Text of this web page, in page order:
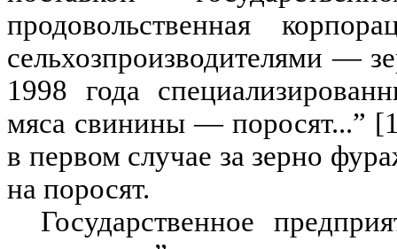
продовольственная
сельхозпроизводителями —
1998 года
мяса свинины — поросят...”
в первом случае за зерно
на поросят.
Государственное